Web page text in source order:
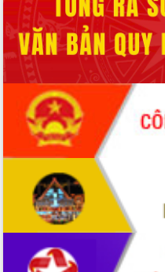
tiến đầu tư tỉnh
Ngành cá ngừ Đắk Lắk chủ động thích
ứng để giữ vững thị trường xuất khẩu
Diễn đàn Kinh tế tư nhân Việt Nam đột
phá cơ chế - Hợp tác công tư
Đề án 06 tạo bước ngoặt đột phá trong
cải cách hành chính tỉnh Đắk Lắk
Kết nối tour, đẩy mạnh chuyển đổi số
để phát triển du lịch Đắk Lắk
Khởi động Dự án Đầu tư xây dựng hạ
tầng kỹ thuật Cụm công nghiệp Tân
Gặp mặt các cơ quan báo chí nhân Kỷ
niệm 101 năm Ngày Báo chí Cách
mạng Việt Nam